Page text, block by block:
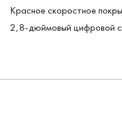
Красное скоростное
2,8-дюймовый цифровой